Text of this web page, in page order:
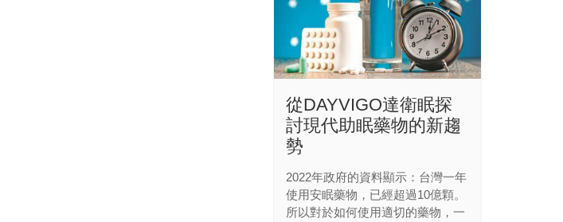
從DAYVIGO達衛眠探
討現代助眠藥物的新趨
勢
2022年政府的資料顯示：台灣一年
使用安眠藥物，已經超過10億顆。
所以對於如何使用適切的藥物，一